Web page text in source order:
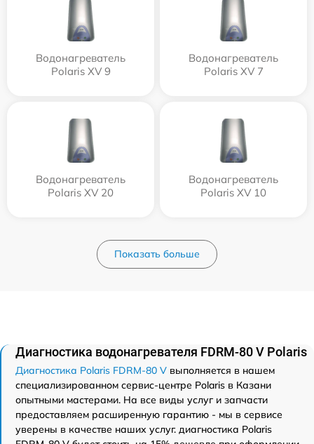
Водонагреватель
Polaris XV 9
Водонагреватель
Polaris XV 7
Водонагреватель
Polaris XV 20
Водонагреватель
Polaris XV 10
Показать больше
Диагностика водонагревателя FDRM-80 V Polaris
Диагностика Polaris FDRM-80 V выполняется в нашем
специализированном сервис-центре Polaris в Казани
опытными мастерами. На все виды услуг и запчасти
предоставляем расширенную гарантию - мы в сервисе
уверены в качестве наших услуг. диагностика Polaris